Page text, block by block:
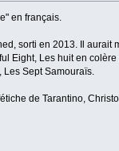
en français.
sorti en 2013. Il aurait
Eight, Les huit en
Les Sept Samouraïs.
de Tarantino,